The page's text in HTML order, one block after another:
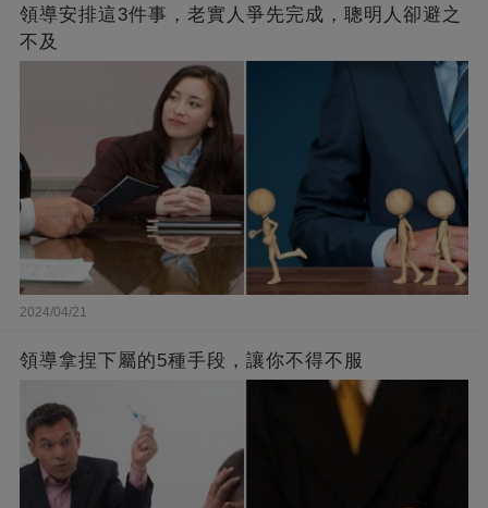
領導安排這3件事，老實人爭先完成，聰明人卻避之
不及
2024/04/21
領導拿捏下屬的5種手段，讓你不得不服